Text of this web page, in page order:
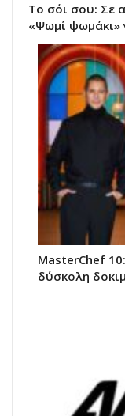
Το σόι σου: Σε
«Ψωμί ψωμάκι»
MasterChef
δύσκολη